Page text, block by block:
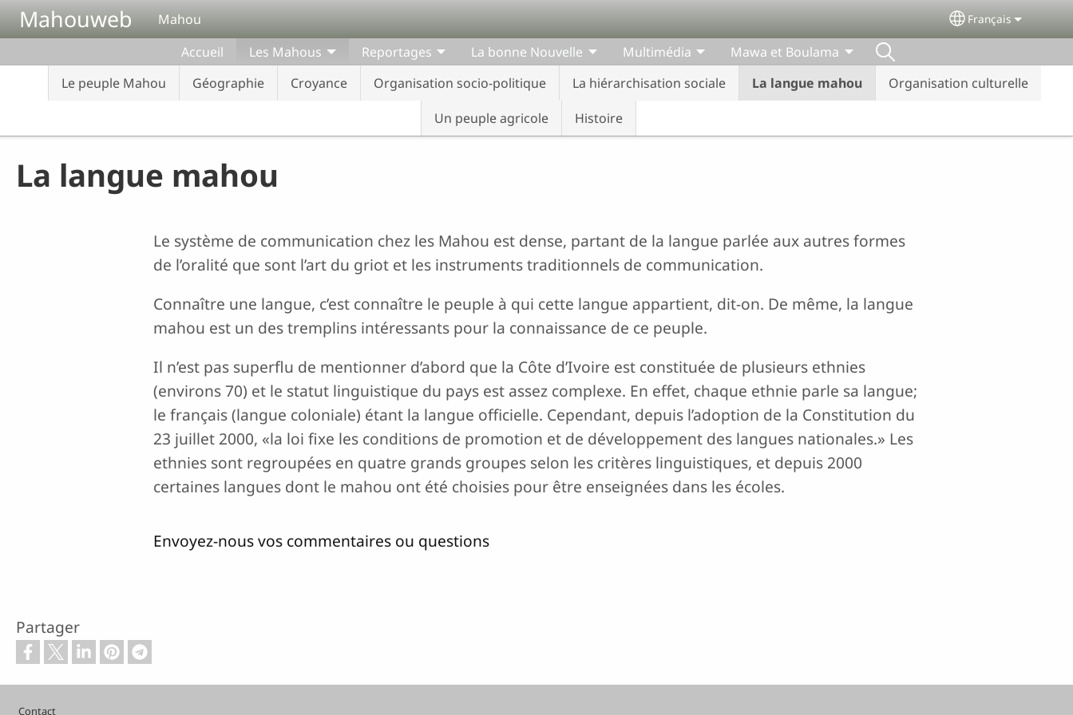
Aller au contenu principal
Mahouweb Mahou Select your
Français
Accueil
Les Mahous
Le peuple Mahou
Géographie Croyance Organisation socio-politique La hiérarchisation sociale La langue mahou
Organisation culturelle
Un peuple agricole
Histoire
Reportages La bonne Nouvelle Multimédia Mawa et Boulama
La langue mahou
Le système de communication chez les Mahou est dense, partant de la langue parlée aux autres formes
de l’oralité que sont l’art du griot et les instruments traditionnels de communication.
Connaître une langue, c’est connaître le peuple à qui cette langue appartient, dit-on. De même, la langue
mahou est un des tremplins intéressants pour la connaissance de ce peuple.
Il n’est pas superflu de mentionner d’abord que la Côte d’Ivoire est constituée de plusieurs ethnies
(environs 70) et le statut linguistique du pays est assez complexe. En effet, chaque ethnie parle sa langue;
le français (langue coloniale) étant la langue officielle. Cependant, depuis l’adoption de la Constitution du
23 juillet 2000, «la loi fixe les conditions de promotion et de développement des langues nationales.» Les
ethnies sont regroupées en quatre grands groupes selon les critères linguistiques, et depuis 2000
certaines langues dont le mahou ont été choisies pour être enseignées dans les écoles.
Envoyez-nous vos commentaires ou questions
Partager
Pied de page
Contact